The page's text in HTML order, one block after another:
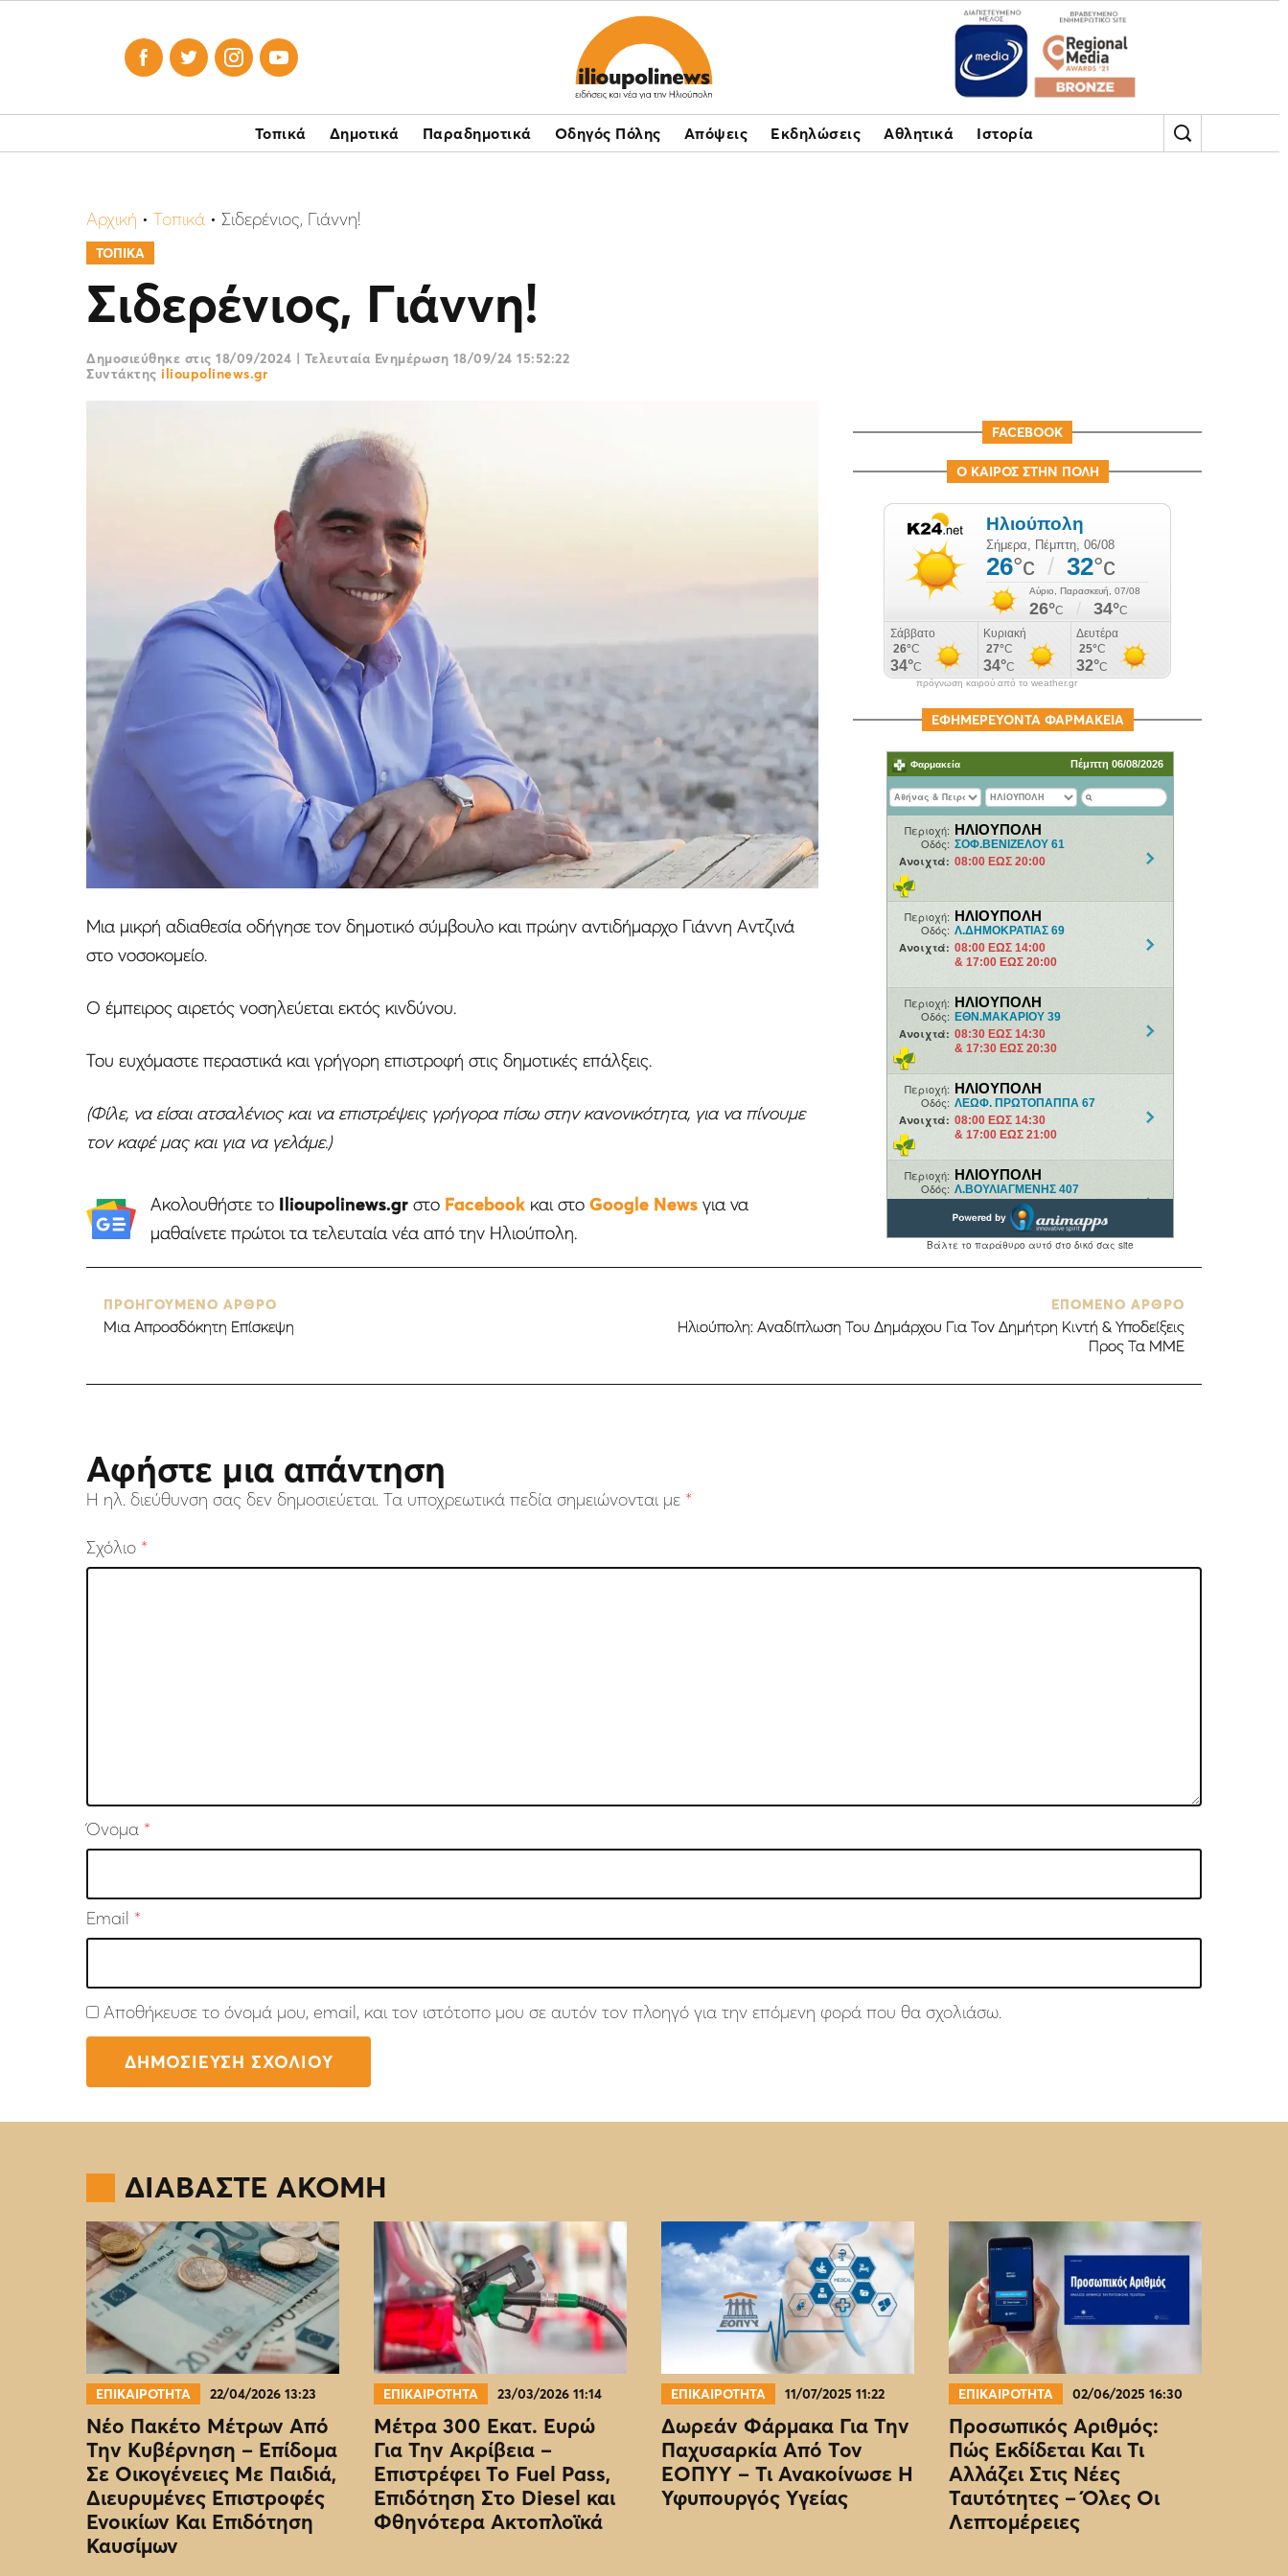
   
Τοπικά Δημοτικά Παραδημοτικά Οδηγός Πόλης Απόψεις Εκδηλώσεις Αθλητικά Ιστορία
Αρχική • Τοπικά • Σιδερένιος, Γιάννη!
ΤΟΠΙΚΑ
Σιδερένιος, Γιάννη!
Δημοσιεύθηκε στις 18/09/2024 | Τελευταία Ενημέρωση 18/09/24 15:52:22
Συντάκτης ilioupolinews.gr
Μια μικρή αδιαθεσία οδήγησε τον δημοτικό σύμβουλο και πρώην αντιδήμαρχο Γιάννη Αντζινά
στο νοσοκομείο.
Ο έμπειρος αιρετός νοσηλεύεται εκτός κινδύνου.
Του ευχόμαστε περαστικά και γρήγορη επιστροφή στις δημοτικές επάλξεις.
(Φίλε, να είσαι ατσαλένιος και να επιστρέψεις γρήγορα πίσω στην κανονικότητα, για να πίνουμε
τον καφέ μας και για να γελάμε.)
Ακολουθήστε το Ilioupolinews.grστο Facebookκαι στο Google Newsγια να
μαθαίνετε πρώτοι τα τελευταία νέα από την Ηλιούπολη.
FACEBOOK
Ο ΚΑΙΡΟΣ ΣΤΗΝ ΠΟΛΗ
πρόγνωση καιρού από το weather.gr
ΕΦΗΜΕΡΕΥΟΝΤΑ ΦΑΡΜΑΚΕΙΑ
ΠΡΟΗΓΟΥΜΕΝΟ ΑΡΘΡΟ
Mια Απροσδόκητη Επίσκεψη
ΕΠΟΜΕΝΟ ΑΡΘΡΟ
Ηλιούπολη: Αναδίπλωση Του Δημάρχου Για Τον Δημήτρη Κιντή & Υποδείξεις
Προς Τα ΜΜΕ
Αφήστε μια απάντηση
Η ηλ. διεύθυνση σας δεν δημοσιεύεται. Τα υποχρεωτικά πεδία σημειώνονται με *
Σχόλιο *
Όνομα *
Email *
Αποθήκευσε το όνομά μου, email, και τον ιστότοπο μου σε αυτόν τον πλοηγό για την επόμενη φορά που θα σχολιάσω.
ΔΙΑΒΑΣΤΕ ΑΚΟΜΗ
ΕΠΙΚΑΙΡΟΤΗΤΑ 22/04/2026 13:23
Νέο Πακέτο Μέτρων Από
Την Κυβέρνηση – Επίδομα
Σε Οικογένειες Με Παιδιά,
Διευρυμένες Επιστροφές
Ενοικίων Και Επιδότηση
Καυσίμων
ΕΠΙΚΑΙΡΟΤΗΤΑ 23/03/2026 11:14
Μέτρα 300 Εκατ. Ευρώ
Για Την Ακρίβεια –
Επιστρέφει Το Fuel Pass,
Επιδότηση Στο Diesel και
Φθηνότερα Ακτοπλοϊκά
ΕΠΙΚΑΙΡΟΤΗΤΑ 11/07/2025 11:22
Δωρεάν Φάρμακα Για Την
Παχυσαρκία Από Τον
EOΠΥΥ – Τι Ανακοίνωσε Η
Υφυπουργός Υγείας
ΕΠΙΚΑΙΡΟΤΗΤΑ 02/06/2025 16:30
Προσωπικός Αριθμός:
Πώς Εκδίδεται Και Τι
Αλλάζει Στις Νέες
Ταυτότητες – Όλες Οι
Λεπτομέρειες